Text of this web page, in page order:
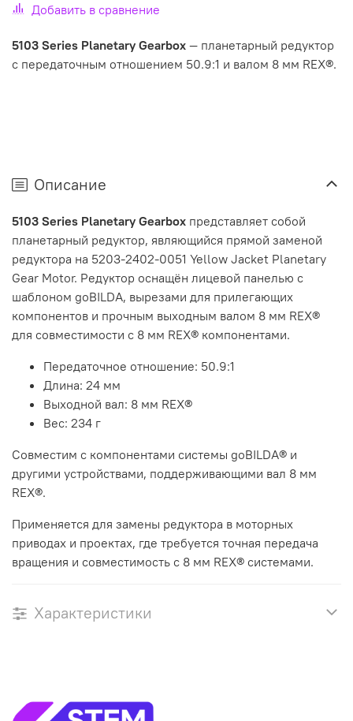
Добавить в сравнение
5103 Series Planetary Gearbox — планетарный редуктор
с передаточным отношением 50.9:1 и валом 8 мм REX®.
Описание
5103 Series Planetary Gearbox представляет собой
планетарный редуктор, являющийся прямой заменой
редуктора на 5203-2402-0051 Yellow Jacket Planetary
Gear Motor. Редуктор оснащён лицевой панелью с
шаблоном goBILDA, вырезами для прилегающих
компонентов и прочным выходным валом 8 мм REX®
для совместимости с 8 мм REX® компонентами.
Передаточное отношение: 50.9:1
Длина: 24 мм
Выходной вал: 8 мм REX®
Вес: 234 г
Совместим с компонентами системы goBILDA® и
другими устройствами, поддерживающими вал 8 мм
REX®.
Применяется для замены редуктора в моторных
приводах и проектах, где требуется точная передача
вращения и совместимость с 8 мм REX® системами.
Характеристики